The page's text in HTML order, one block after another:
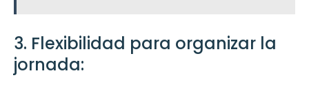
3. Flexibilidad para organizar la
jornada: